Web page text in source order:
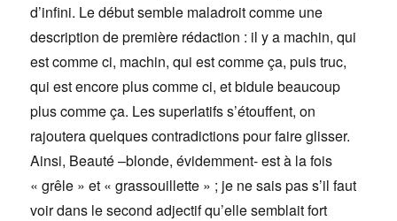
d’infini. Le début semble maladroit comme une
description de première rédaction : il y a machin, qui
est comme ci, machin, qui est comme ça, puis truc,
qui est encore plus comme ci, et bidule beaucoup
plus comme ça. Les superlatifs s’étouffent, on
rajoutera quelques contradictions pour faire glisser.
Ainsi, Beauté –blonde, évidemment- est à la fois
« grêle » et « grassouillette » ; je ne sais pas s’il faut
voir dans le second adjectif qu’elle semblait fort